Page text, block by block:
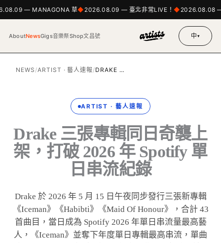
— MANAGONA 草 2026.08.09 — 臺北非常LIVE！ 2026.08.08 —
AboutNewsGigs音樂祭Shop文昌號 中▾
NEWS /ARTIST · 藝人速報 /DRAKE …
ARTIST · 藝人速報
Drake 三張專輯同日奇襲上
架，打破 2026 年 Spotify 單
日串流紀錄
Drake 於 2026 年 5 月 15 日午夜同步發行三張新專輯
《Iceman》《Habibti》《Maid Of Honour》，合計 43
首曲目，當日成為 Spotify 2026 年單日串流量最高藝
人，《Iceman》並奪下年度單日專輯最高串流，單曲